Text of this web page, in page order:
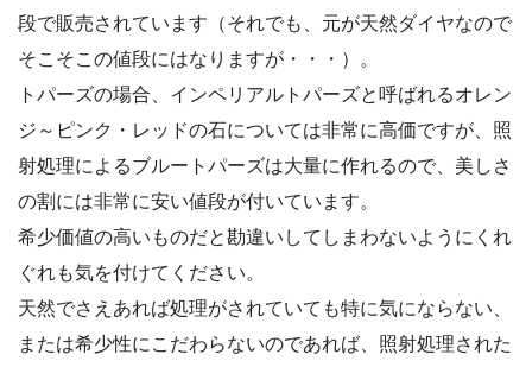
段で販売されています（それでも、元が天然ダイヤなので
そこそこの値段にはなりますが・・・）。
トパーズの場合、インペリアルトパーズと呼ばれるオレン
ジ～ピンク・レッドの石については非常に高価ですが、照
射処理によるブルートパーズは大量に作れるので、美しさ
の割には非常に安い値段が付いています。
希少価値の高いものだと勘違いしてしまわないようにくれ
ぐれも気を付けてください。
天然でさえあれば処理がされていても特に気にならない、
または希少性にこだわらないのであれば、照射処理された